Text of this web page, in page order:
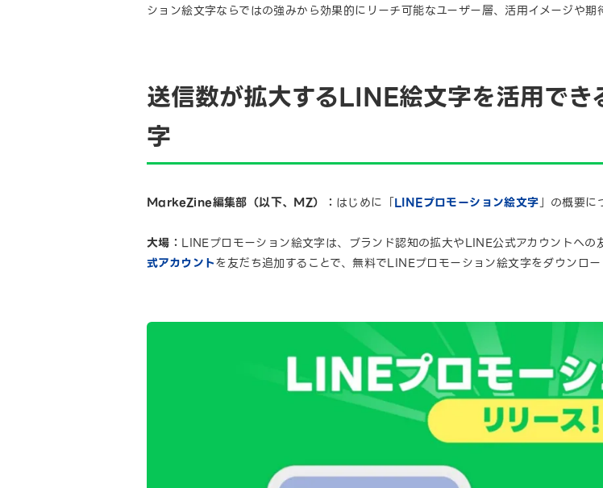
ション絵文字ならではの強みから効果的にリーチ可能なユーザー層、活用イメージや期
送信数が拡大するLINE絵文字を活用で
字
MarkeZine編集部（以下、MZ）： はじめに「LINEプロモーション絵文字」の概要に
大場： LINEプロモーション絵文字は、ブランド認知の拡大やLINE公式アカウントへの
式アカウントを友だち追加することで、無料でLINEプロモーション絵文字をダウンロー